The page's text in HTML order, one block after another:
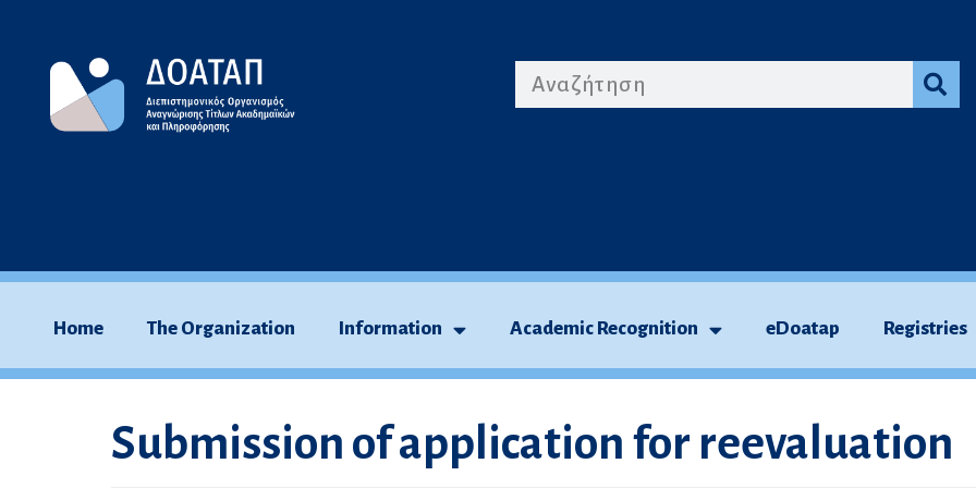
content
Home The Organization Information Academic Recognition eDoatap Registries
Submission of application for reevaluation